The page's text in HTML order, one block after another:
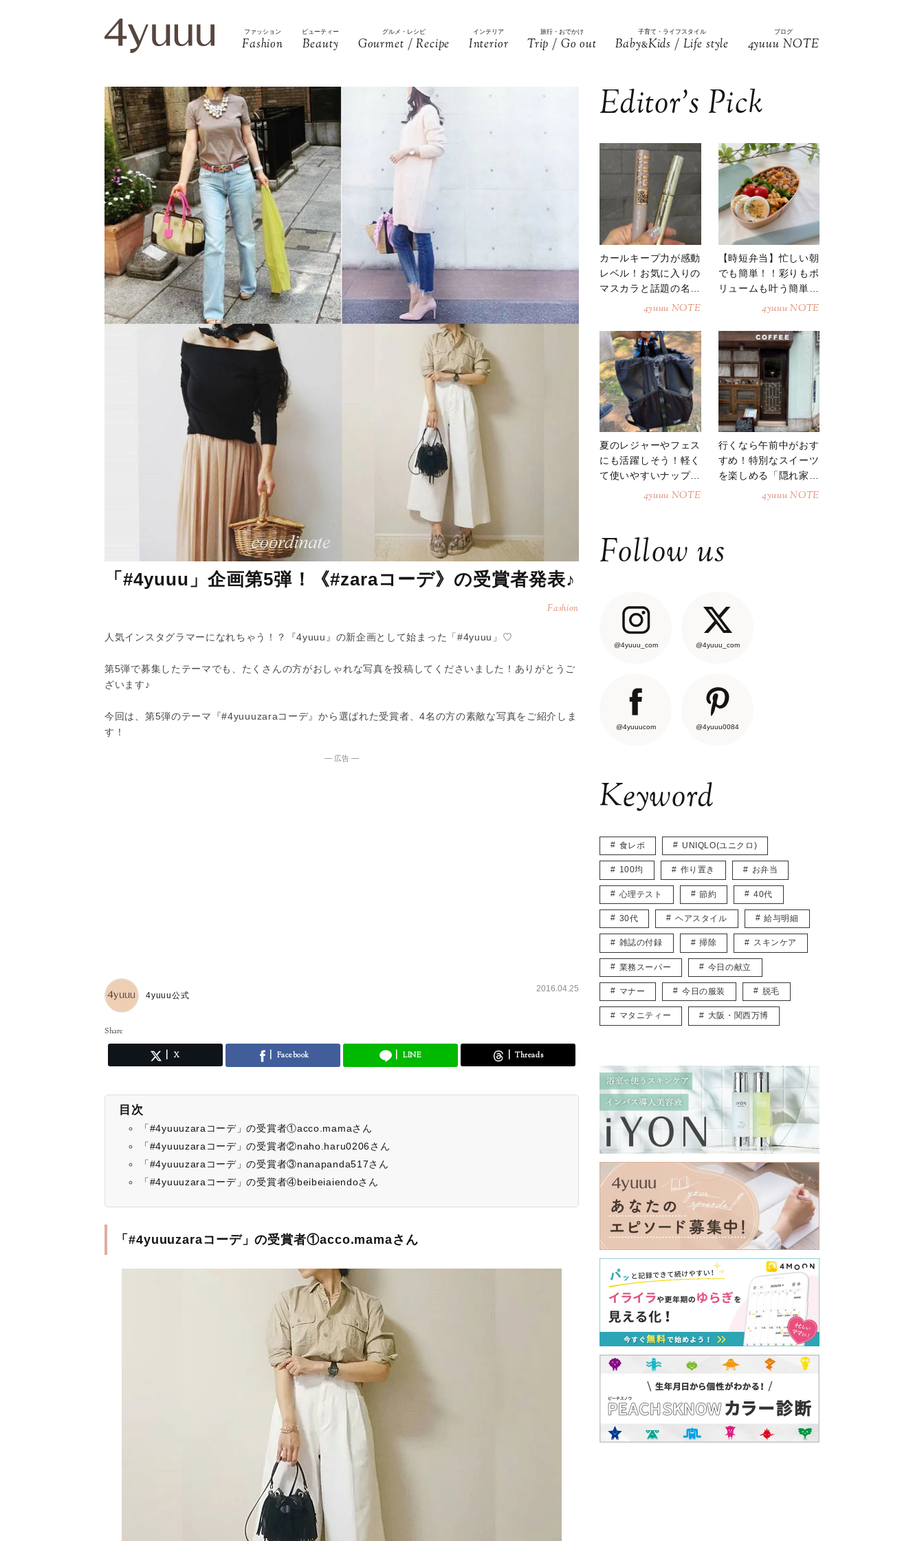
ファッション
Fashion
ビューティー
Beauty
グルメ・レシピ
Gourmet / Recipe
インテリア
Interior
旅行・おでかけ
Trip / Go out
子育て・ライフスタイル
Baby&Kids / Life style
ブログ
4yuuu NOTE
「#4yuuu」企画第5弾！《#zaraコーデ》の受賞者発表♪
Fashion
人気インスタグラマーになれちゃう！？『4yuuu』の新企画として始まった「#4yuuu」♡
第5弾で募集したテーマでも、たくさんの方がおしゃれな写真を投稿してくださいました！ありがとうご
ざいます♪
今回は、第5弾のテーマ『#4yuuuzaraコーデ』から選ばれた受賞者、4名の方の素敵な写真をご紹介しま
す！
― 広告 ―
4yuuu公式
2016.04.25
Share
X Facebook LINE Threads
目次
「#4yuuuzaraコーデ」の受賞者①acco.mamaさん
「#4yuuuzaraコーデ」の受賞者②naho.haru0206さん
「#4yuuuzaraコーデ」の受賞者③nanapanda517さん
「#4yuuuzaraコーデ」の受賞者④beibeiaiendoさん
「#4yuuuzaraコーデ」の受賞者①acco.mamaさん
Editor’s Pick
カールキープ力が感動
レベル！お気に入りの
マスカラと話題の名品
4yuuu NOTE
【時短弁当】忙しい朝
でも簡単！！彩りもボ
リュームも叶う簡単そ
4yuuu NOTE
夏のレジャーやフェス
にも活躍しそう！軽く
て使いやすいナップサ
4yuuu NOTE
行くなら午前中がおす
すめ！特別なスイーツ
を楽しめる「隠れ家カ
4yuuu NOTE
Follow us
@4yuuu_com @4yuuu_com
@4yuuucom @4yuuu0084
Keyword
食レポ UNIQLO(ユニクロ)
100均 作り置き お弁当
心理テスト 節約 40代
30代 ヘアスタイル 給与明細
雑誌の付録 掃除 スキンケア
業務スーパー 今日の献立
マナー 今日の服装 脱毛
マタニティー 大阪・関西万博